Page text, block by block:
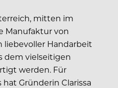
mitten im
Manufaktur von
liebevoller Handarbeit
dem vielseitigen
werden. Für
Gründerin Clarissa